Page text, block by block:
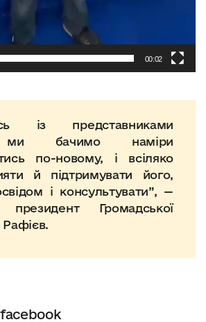
00:02
із представниками
ми бачимо наміри
по-новому, і всіляко
й підтримувати його,
і консультувати”, —
президент Громадської
Рафієв.